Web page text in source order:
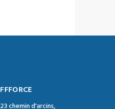
FFFORCE
23 chemin d'arcins,